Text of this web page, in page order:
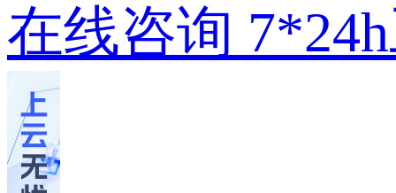
在线咨询